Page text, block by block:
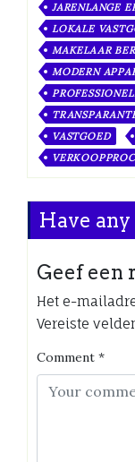
JARENLANGE
LOKALE
MAKELAAR
MODERN
VASTGOED
Have
Geef een
Het e-
Vereiste
Comment *